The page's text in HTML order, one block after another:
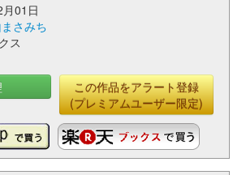
01日
さみち
ス
この作品をアラート登録
(プレミアムユーザー限定)